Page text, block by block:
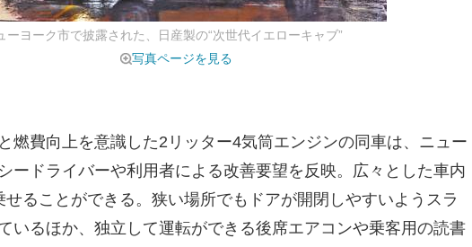
ーヨーク市で披露された、日産製の“次世代イエローキャブ”
写真ページを見る
燃費向上を意識した2リッター4気筒エンジンの同車は、ニュー
ードライバーや利用者による改善要望を反映。広々とした車内
せることができる。狭い場所でもドアが開閉しやすいようスラ
いるほか、独立して運転ができる後席エアコンや乗客用の読書